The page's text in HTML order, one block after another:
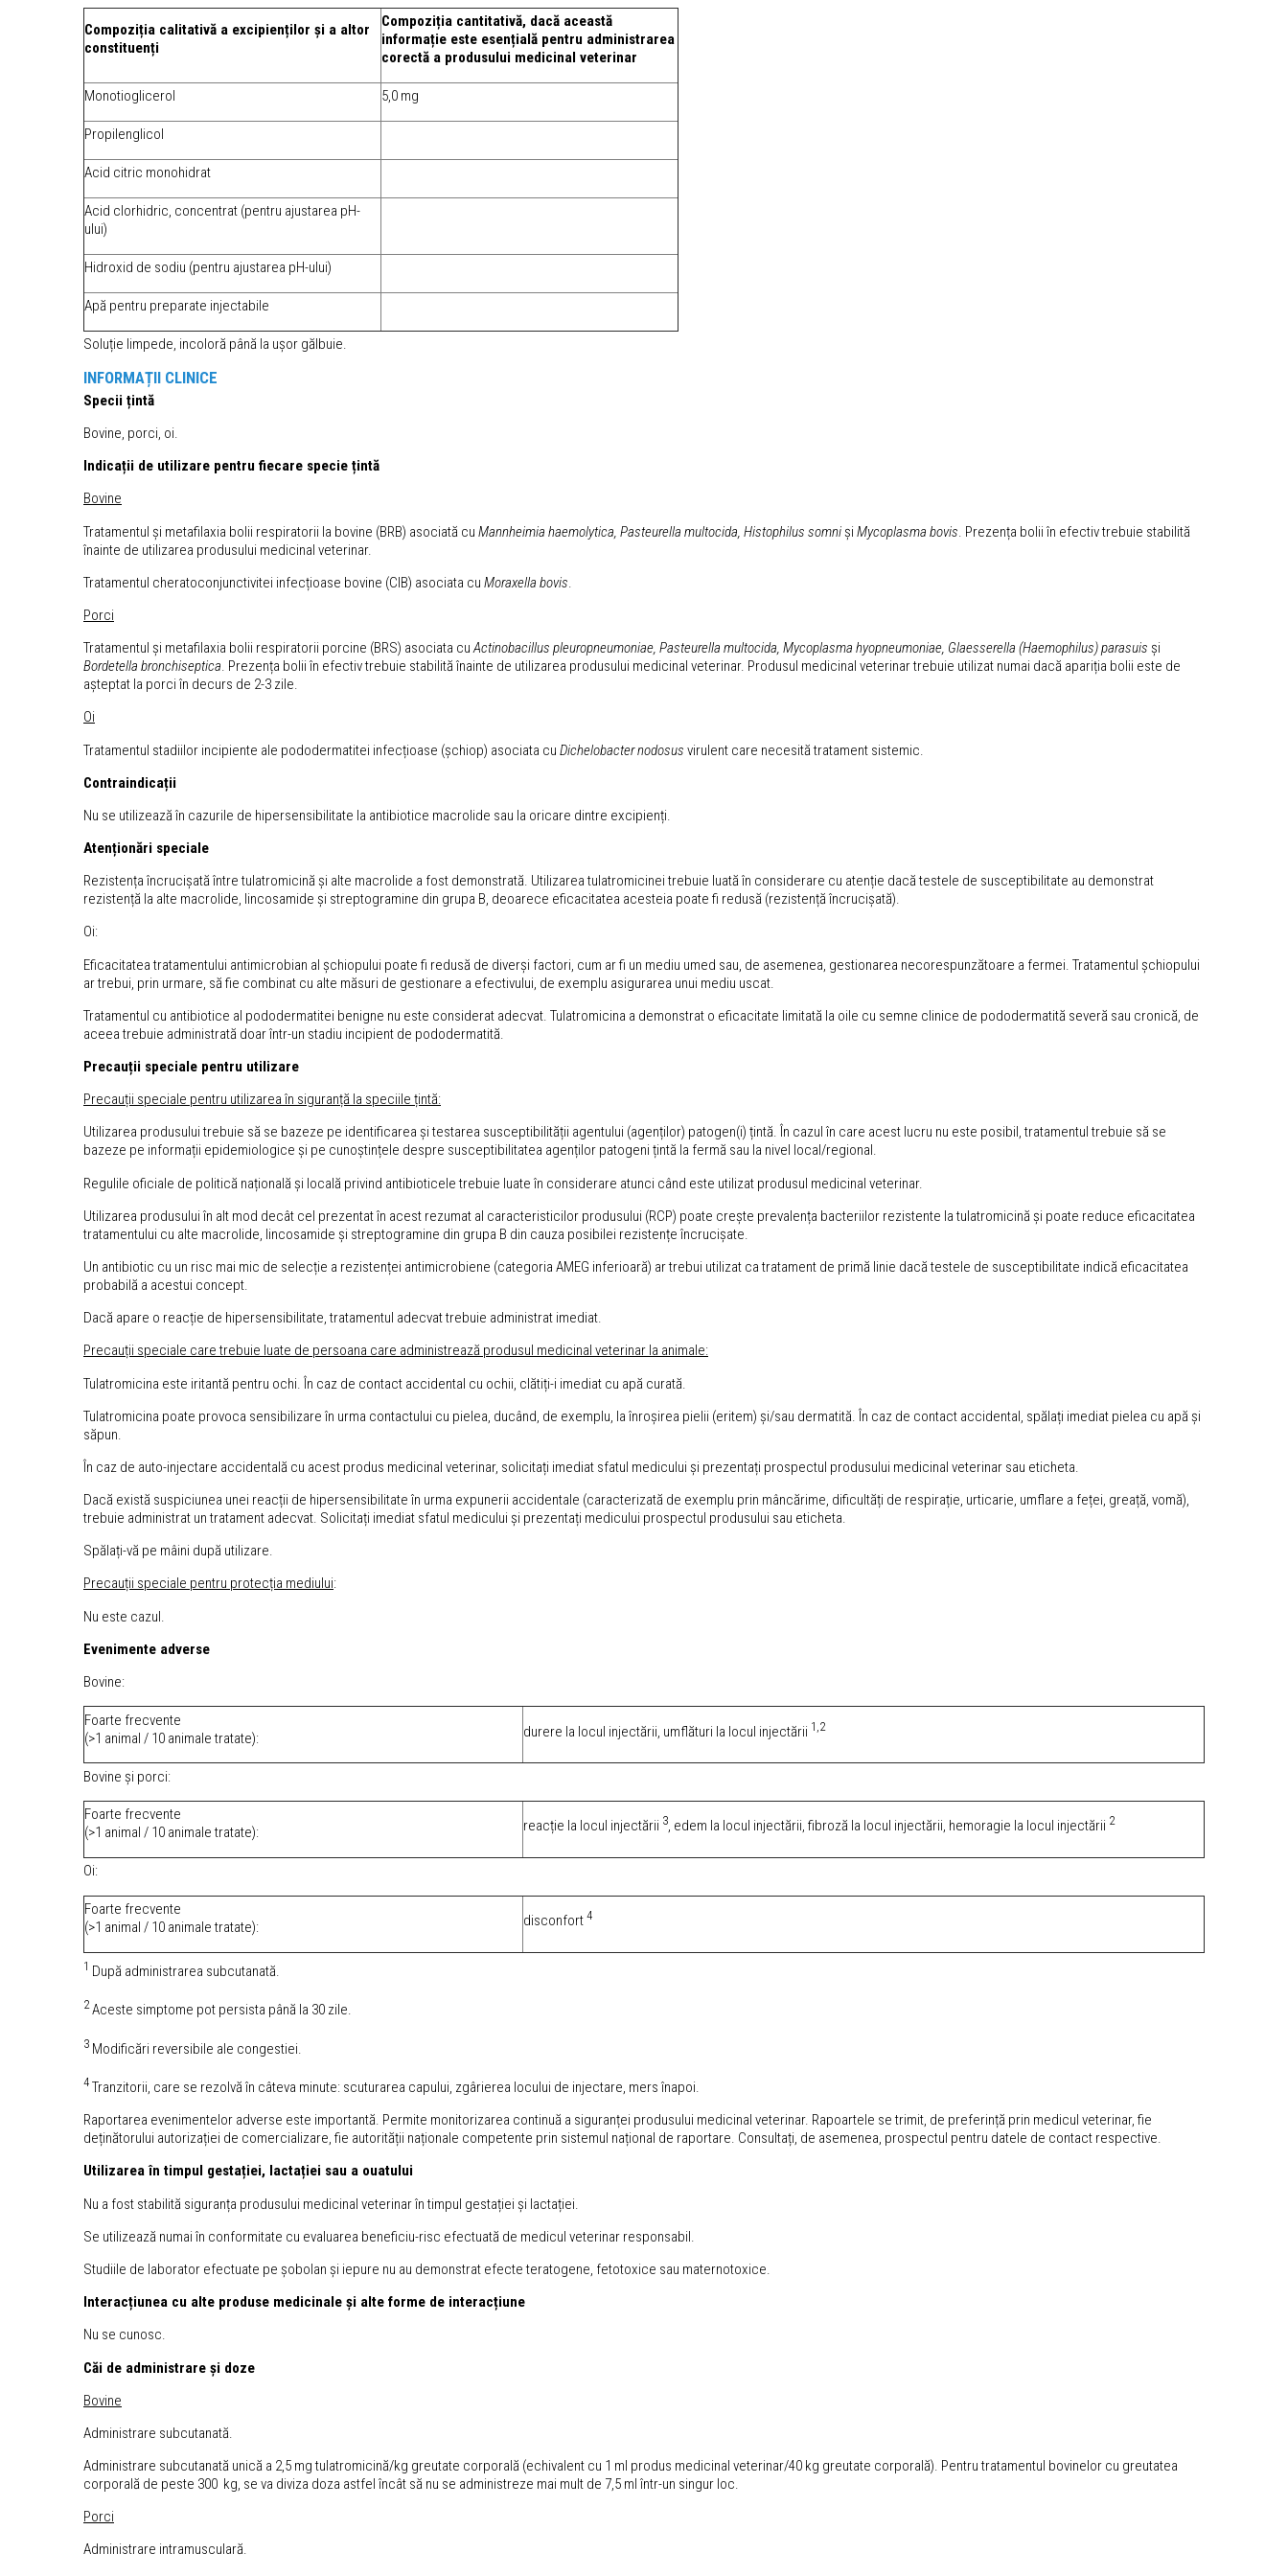
Compoziția calitativă a excipienților și a altor
constituenți
Compoziția cantitativă, dacă această
informație este esențială pentru administrarea
corectă a produsului medicinal veterinar
Monotioglicerol 5,0 mg
Propilenglicol
Acid citric monohidrat
Acid clorhidric, concentrat (pentru ajustarea pH-
ului)
Hidroxid de sodiu (pentru ajustarea pH-ului)
Apă pentru preparate injectabile
Soluție limpede, incoloră până la ușor gălbuie.
INFORMAȚII CLINICE
Specii țintă
Bovine, porci, oi.
Indicații de utilizare pentru fiecare specie țintă
Bovine
Tratamentul și metafilaxia bolii respiratorii la bovine (BRB) asociată cu Mannheimia haemolytica, Pasteurella multocida, Histophilus somniși Mycoplasma bovis . Prezența bolii în efectiv trebuie stabilită
înainte de utilizarea produsului medicinal veterinar.
Tratamentul cheratoconjunctivitei infecțioase bovine (CIB) asociata cu Moraxella bovis.
Porci
Tratamentul și metafilaxia bolii respiratorii porcine (BRS) asociata cuActinobacillus pleuropneumoniae, Pasteurella multocida, Mycoplasma hyopneumoniae, Glaesserella (Haemophilus) parasuis și
Bordetella bronchiseptica. Prezența bolii în efectiv trebuie stabilită înainte de utilizarea produsului medicinal veterinar. Produsul medicinal veterinar trebuie utilizat numai dacă apariția bolii este de
așteptat la porci în decurs de 2-3 zile.
Oi
Tratamentul stadiilor incipiente ale pododermatitei infecțioase (șchiop) asociata cu Dichelobacter nodosus virulent care necesită tratament sistemic.
Contraindicații
Nu se utilizează în cazurile de hipersensibilitate la antibiotice macrolide sau la oricare dintre excipienți.
Atenționări speciale
Rezistența încrucișată între tulatromicină și alte macrolide a fost demonstrată. Utilizarea tulatromicinei trebuie luată în considerare cu atenție dacă testele de susceptibilitate au demonstrat
rezistență la alte macrolide, lincosamide și streptogramine din grupa B, deoarece eficacitatea acesteia poate fi redusă (rezistență încrucișată).
Oi:
Eficacitatea tratamentului antimicrobian al șchiopului poate fi redusă de diverși factori, cum ar fi un mediu umed sau, de asemenea, gestionarea necorespunzătoare a fermei. Tratamentul șchiopului
ar trebui, prin urmare, să fie combinat cu alte măsuri de gestionare a efectivului, de exemplu asigurarea unui mediu uscat.
Tratamentul cu antibiotice al pododermatitei benigne nu este considerat adecvat. Tulatromicina a demonstrat o eficacitate limitată la oile cu semne clinice de pododermatită severă sau cronică, de
aceea trebuie administrată doar într-un stadiu incipient de pododermatită.
Precauții speciale pentru utilizare
Precauții speciale pentru utilizarea în siguranță la speciile țintă:
Utilizarea produsului trebuie să se bazeze pe identificarea și testarea susceptibilității agentului (agenților) patogen(i) țintă. În cazul în care acest lucru nu este posibil, tratamentul trebuie să se
bazeze pe informații epidemiologice și pe cunoștințele despre susceptibilitatea agenților patogeni țintă la fermă sau la nivel local/regional.
Regulile oficiale de politică națională și locală privind antibioticele trebuie luate în considerare atunci când este utilizat produsul medicinal veterinar.
Utilizarea produsului în alt mod decât cel prezentat în acest rezumat al caracteristicilor produsului (RCP) poate crește prevalența bacteriilor rezistente la tulatromicină și poate reduce eficacitatea
tratamentului cu alte macrolide, lincosamide și streptogramine din grupa B din cauza posibilei rezistențe încrucișate.
Un antibiotic cu un risc mai mic de selecție a rezistenței antimicrobiene (categoria AMEG inferioară) ar trebui utilizat ca tratament de primă linie dacă testele de susceptibilitate indică eficacitatea
probabilă a acestui concept.
Dacă apare o reacție de hipersensibilitate, tratamentul adecvat trebuie administrat imediat.
Precauții speciale care trebuie luate de persoana care administrează produsul medicinal veterinar la animale:
Tulatromicina este iritantă pentru ochi. În caz de contact accidental cu ochii, clătiți-i imediat cu apă curată.
Tulatromicina poate provoca sensibilizare în urma contactului cu pielea, ducând, de exemplu, la înroșirea pielii (eritem) și/sau dermatită. În caz de contact accidental, spălați imediat pielea cu apă și
săpun.
În caz de auto-injectare accidentală cu acest produs medicinal veterinar, solicitați imediat sfatul medicului și prezentați prospectul produsului medicinal veterinar sau eticheta.
Dacă există suspiciunea unei reacții de hipersensibilitate în urma expunerii accidentale (caracterizată de exemplu prin mâncărime, dificultăți de respirație, urticarie, umflare a feței, greață, vomă),
trebuie administrat un tratament adecvat. Solicitați imediat sfatul medicului și prezentați medicului prospectul produsului sau eticheta.
Spălați-vă pe mâini după utilizare.
Precauții speciale pentru protecția mediului:
Nu este cazul.
Evenimente adverse
Bovine:
Foarte frecvente
(>1 animal / 10 animale tratate):
durere la locul injectării, umflături la locul injectării 1,2
Bovine și porci:
Foarte frecvente
(>1 animal / 10 animale tratate):
reacție la locul injectării 3, edem la locul injectării, fibroză la locul injectării, hemoragie la locul injectării 2
Oi:
Foarte frecvente
(>1 animal / 10 animale tratate):
disconfort 4
1 După administrarea subcutanată.
2Aceste simptome pot persista până la 30 zile.
3 Modificări reversibile ale congestiei.
4 Tranzitorii, care se rezolvă în câteva minute: scuturarea capului, zgârierea locului de injectare, mers înapoi.
Raportarea evenimentelor adverse este importantă. Permite monitorizarea continuă a siguranței produsului medicinal veterinar. Rapoartele se trimit, de preferință prin medicul veterinar, fie
deținătorului autorizației de comercializare, fie autorității naționale competente prin sistemul național de raportare. Consultați, de asemenea, prospectul pentru datele de contact respective.
Utilizarea în timpul gestației, lactației sau a ouatului
Nu a fost stabilită siguranța produsului medicinal veterinar în timpul gestației și lactației.
Se utilizează numai în conformitate cu evaluarea beneficiu-risc efectuată de medicul veterinar responsabil.
Studiile de laborator efectuate pe șobolan și iepure nu au demonstrat efecte teratogene, fetotoxice sau maternotoxice.
Interacțiunea cu alte produse medicinale și alte forme de interacțiune
Nu se cunosc.
Căi de administrare și doze
Bovine
Administrare subcutanată.
Administrare subcutanată unică a 2,5 mg tulatromicină/kg greutate corporală (echivalent cu 1 ml produs medicinal veterinar/40 kg greutate corporală). Pentru tratamentul bovinelor cu greutatea
corporală de peste 300 kg, se va diviza doza astfel încât să nu se administreze mai mult de 7,5 ml într-un singur loc.
Porci
Administrare intramusculară.